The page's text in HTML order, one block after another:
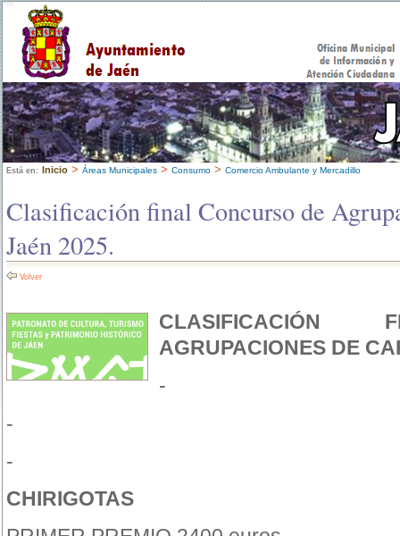
Está en: Inicio > Áreas Municipales > Consumo > Comercio Ambulante y Mercadillo
Clasificación final Concurso de
Jaén 2025.
Volver
CLASIFICACIÓN
AGRUPACIONES DE
-
-
-
CHIRIGOTAS